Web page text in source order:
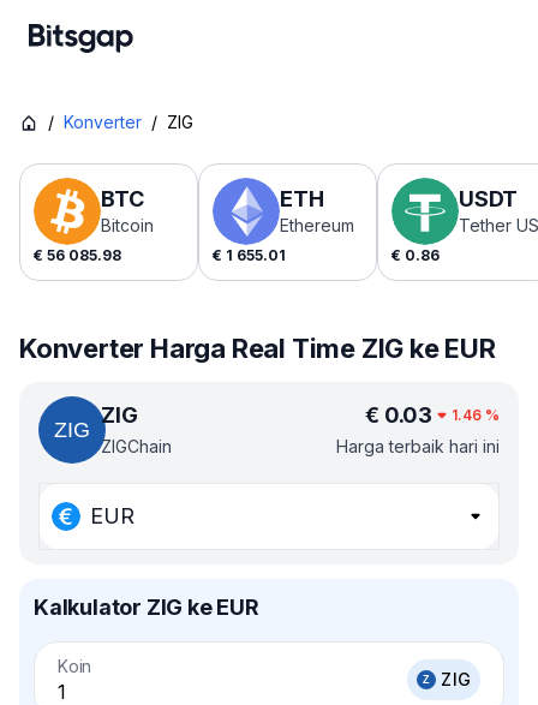
/ Konverter / ZIG
BTC
Bitcoin
€ 56 085.98
ETH
Ethereum
€ 1 655.01
USDT
Tether
€ 0.86
Konverter Harga Real Time ZIG ke EUR
ZIG
ZIGChain
€ 0.03 1.46 %
Harga terbaik hari ini
EUR
Kalkulator ZIG ke EUR
Koin
ZIG